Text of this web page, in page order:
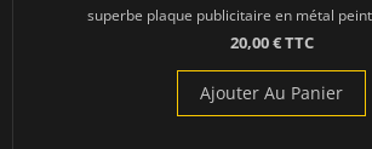
superbe plaque publicitaire en métal
20,00 € TTC
Ajouter Au Panier